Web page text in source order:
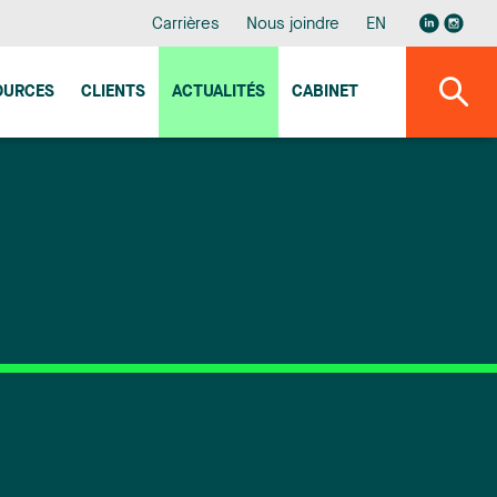
Carrières Nous joindre EN
CLIENTS ACTUALITÉS CABINET